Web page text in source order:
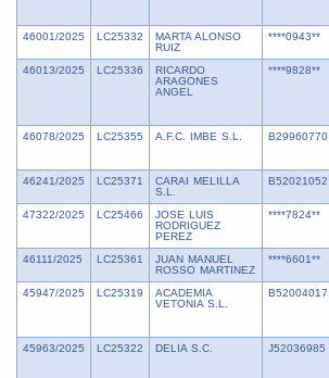
46001/2025 LC25332
MARTA ALONSO
RUIZ
****0943**
46013/2025 LC25336
RICARDO
ARAGONES
ANGEL
****9828**
46078/2025 LC25355 A.F.C. IMBE S.L. B29960770
46241/2025 LC25371
CARAI MELILLA
S.L.
B52021052
47322/2025 LC25466
JOSE LUIS
RODRIGUEZ
PEREZ
****7824**
46111/2025 LC25361
JUAN MANUEL
ROSSO MARTINEZ
****6601**
45947/2025 LC25319
ACADEMIA
VETONIA S.L.
B52004017
45963/2025 LC25322 DELIA S.C. J52036985